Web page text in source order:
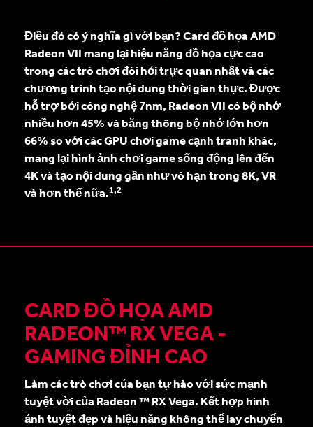
Điều đó có ý nghĩa gì với bạn? Card đồ họa AMD
Radeon VII mang lại hiệu năng đồ họa cực cao
trong các trò chơi đòi hỏi trực quan nhất và các
chương trình tạo nội dung thời gian thực. Được
hỗ trợ bởi công nghệ 7nm, Radeon VII có bộ nhớ
nhiều hơn 45% và băng thông bộ nhớ lớn hơn
66% so với các GPU chơi game cạnh tranh khác,
mang lại hình ảnh chơi game sống động lên đến
4K và tạo nội dung gần như vô hạn trong 8K, VR
và hơn thế nữa.1,2
CARD ĐỒ HỌA AMD
RADEON™ RX VEGA -
GAMING ĐỈNH CAO
Làm các trò chơi của bạn tự hào với sức mạnh
tuyệt vời của Radeon ™ RX Vega. Kết hợp hình
ảnh tuyệt đẹp và hiệu năng không thể lay chuyển